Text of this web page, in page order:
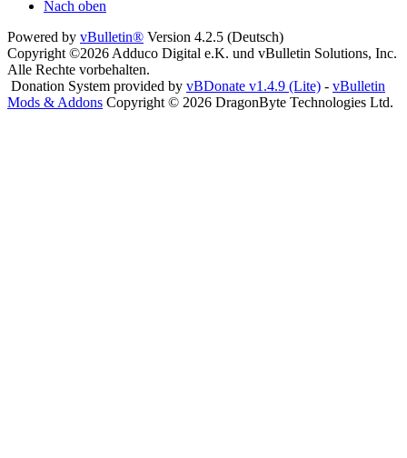
Nach oben
Powered by vBulletin® Version 4.2.5 (Deutsch)
Copyright ©2026 Adduco Digital e.K. und vBulletin Solutions, Inc.
Alle Rechte vorbehalten.
Donation System provided by vBDonate v1.4.9 (Lite) - vBulletin
Mods & Addons Copyright © 2026 DragonByte Technologies Ltd.